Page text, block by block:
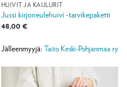
HUIVIT JA KAULURIT
Jussi kirjoneulehuivi -tarvikepaketti
48,00 €
Jälleenmyyjä: Taito Keski-Pohjanmaa ry